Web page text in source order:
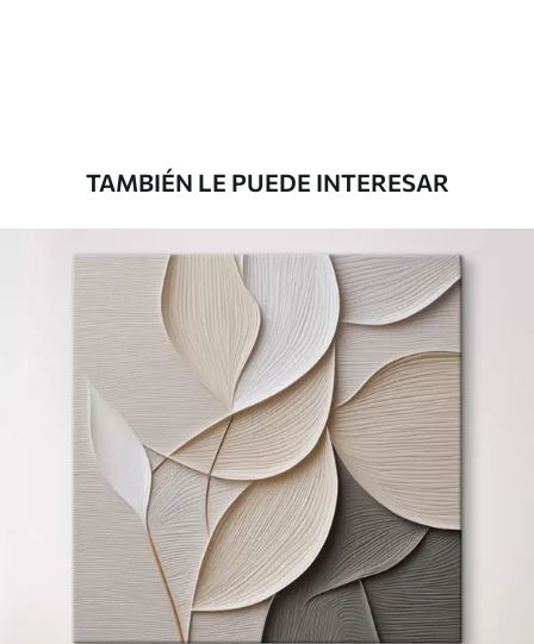
TAMBIÉN LE PUEDE INTERESAR